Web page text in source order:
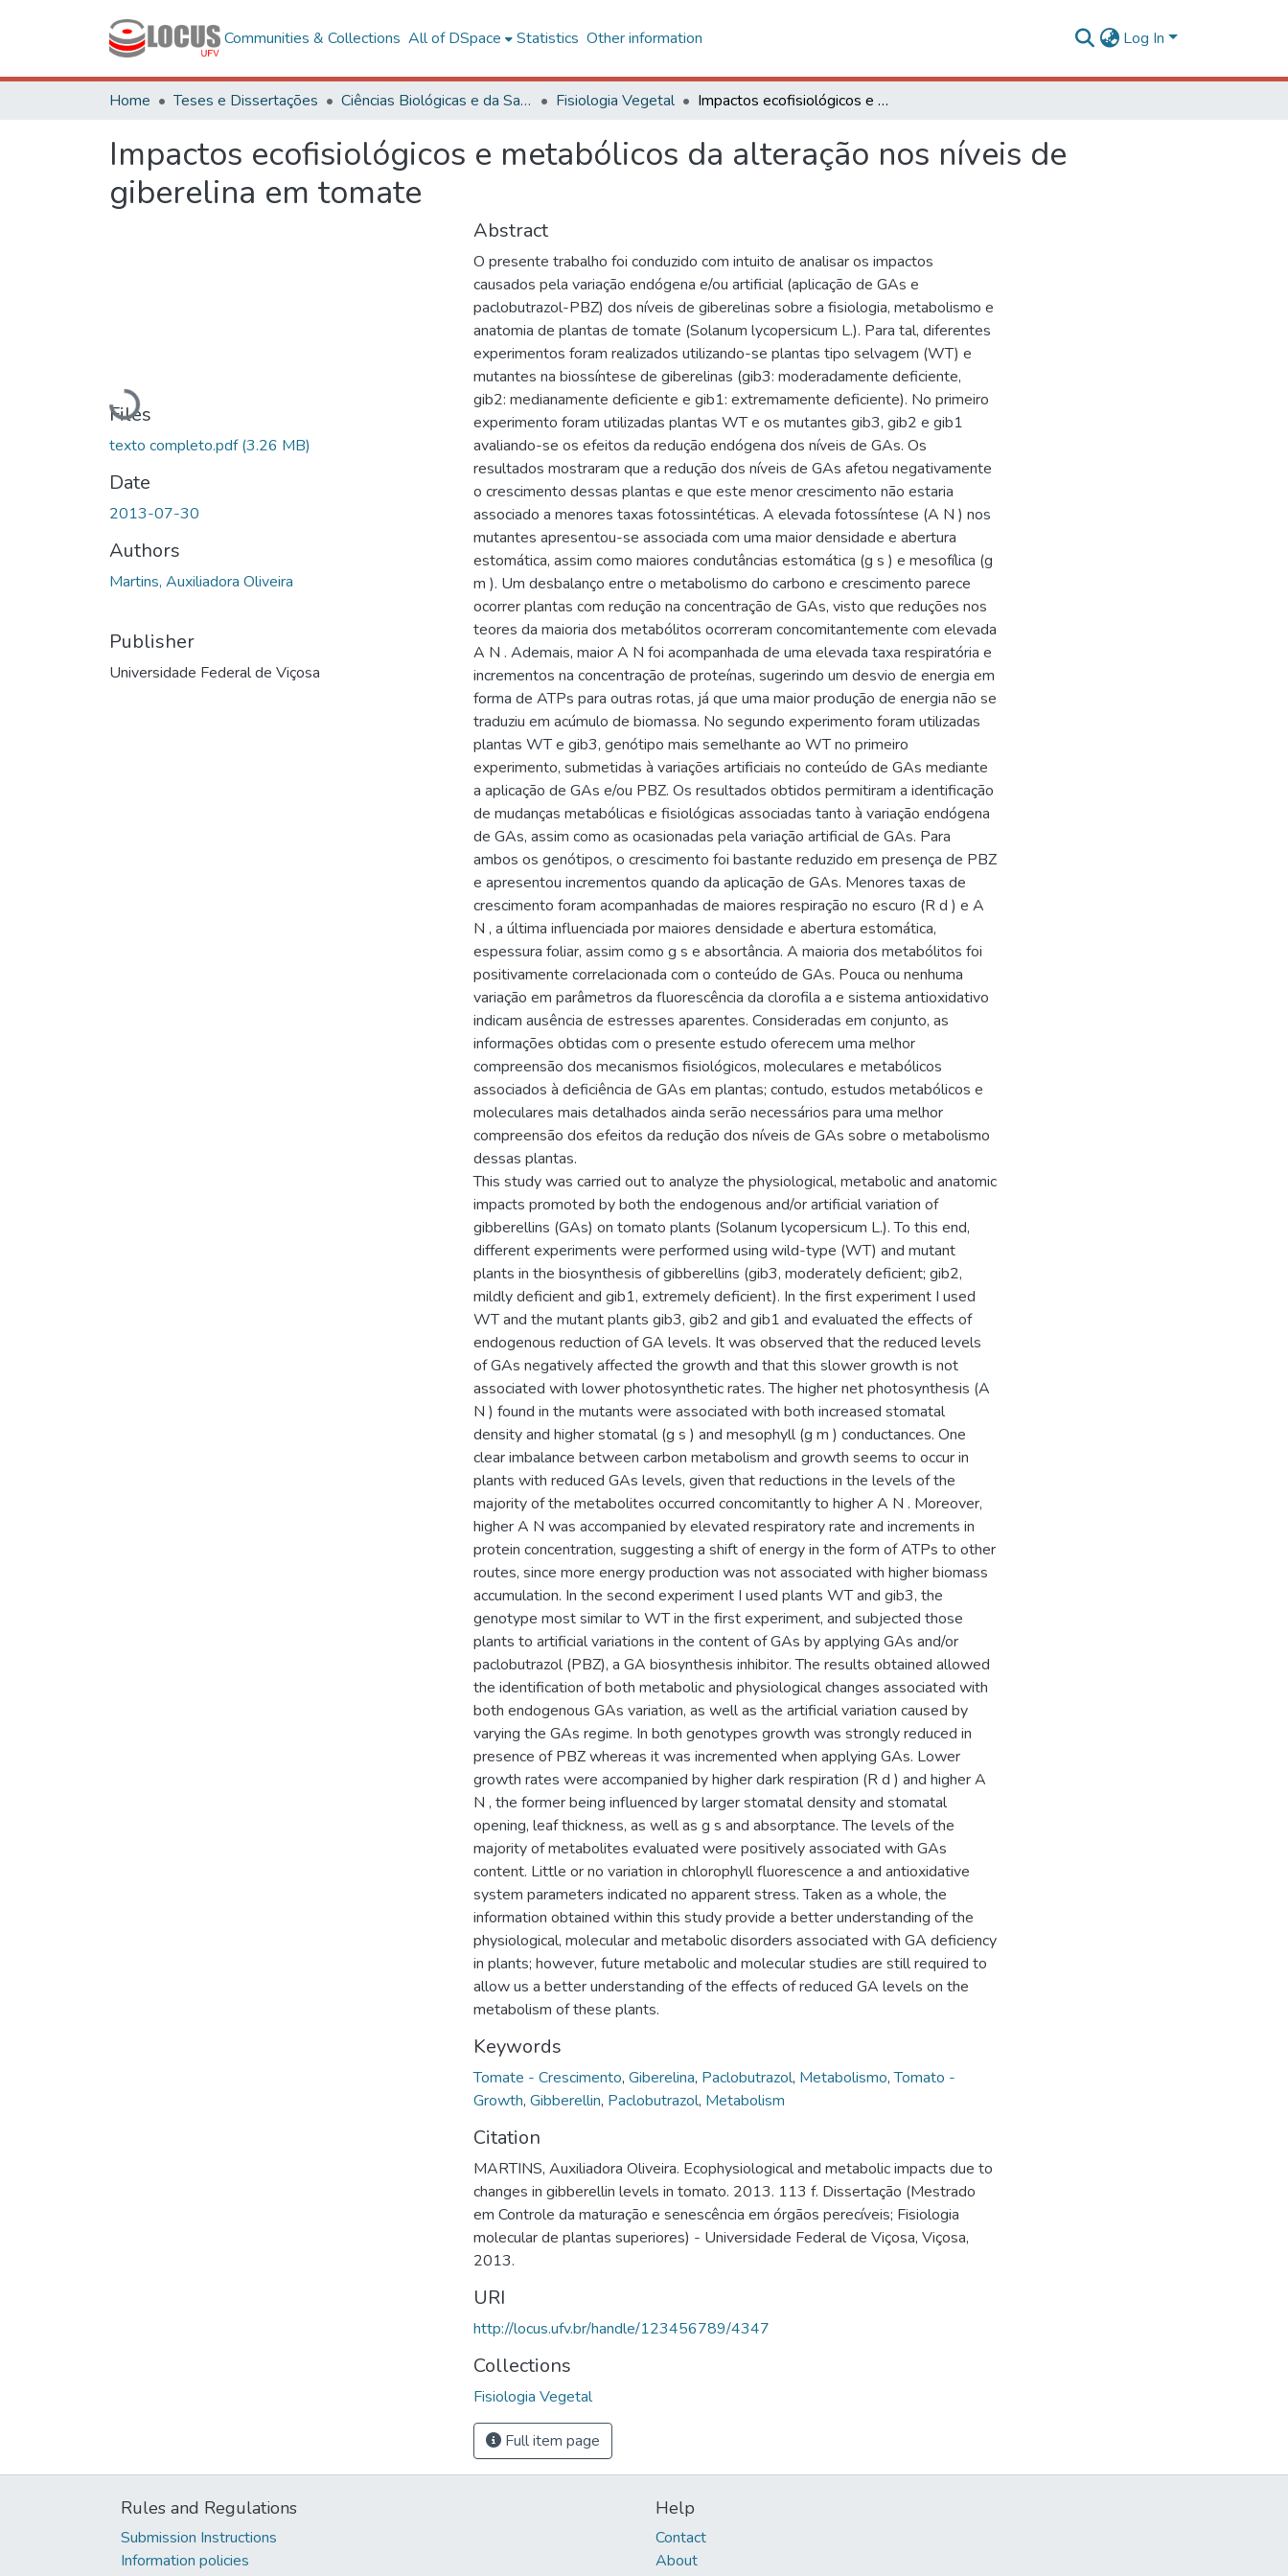
Communities & Collections All of DSpace Statistics Other information Log In
Home Teses e Dissertações Ciências Biológicas e da Saúde Fisiologia Vegetal Impactos ecofisiológicos e metabólicos da alteração nos níveis de giberelina em tomate
Impactos ecofisiológicos e metabólicos da alteração nos níveis de
giberelina em tomate
Loading...
Files
texto completo.pdf(3.26 MB)
Date
2013-07-30
Authors
Martins, Auxiliadora Oliveira
Publisher
Universidade Federal de Viçosa
Abstract
O presente trabalho foi conduzido com intuito de analisar os impactos
causados pela variação endógena e/ou artificial (aplicação de GAs e
paclobutrazol-PBZ) dos níveis de giberelinas sobre a fisiologia, metabolismo e
anatomia de plantas de tomate (Solanum lycopersicum L.). Para tal, diferentes
experimentos foram realizados utilizando-se plantas tipo selvagem (WT) e
mutantes na biossíntese de giberelinas (gib3: moderadamente deficiente,
gib2: medianamente deficiente e gib1: extremamente deficiente). No primeiro
experimento foram utilizadas plantas WT e os mutantes gib3, gib2 e gib1
avaliando-se os efeitos da redução endógena dos níveis de GAs. Os
resultados mostraram que a redução dos níveis de GAs afetou negativamente
o crescimento dessas plantas e que este menor crescimento não estaria
associado a menores taxas fotossintéticas. A elevada fotossíntese (A N ) nos
mutantes apresentou-se associada com uma maior densidade e abertura
estomática, assim como maiores condutâncias estomática (g s ) e mesofílica (g
m ). Um desbalanço entre o metabolismo do carbono e crescimento parece
ocorrer plantas com redução na concentração de GAs, visto que reduções nos
teores da maioria dos metabólitos ocorreram concomitantemente com elevada
A N . Ademais, maior A N foi acompanhada de uma elevada taxa respiratória e
incrementos na concentração de proteínas, sugerindo um desvio de energia em
forma de ATPs para outras rotas, já que uma maior produção de energia não se
traduziu em acúmulo de biomassa. No segundo experimento foram utilizadas
plantas WT e gib3, genótipo mais semelhante ao WT no primeiro
experimento, submetidas à variações artificiais no conteúdo de GAs mediante
a aplicação de GAs e/ou PBZ. Os resultados obtidos permitiram a identificação
de mudanças metabólicas e fisiológicas associadas tanto à variação endógena
de GAs, assim como as ocasionadas pela variação artificial de GAs. Para
ambos os genótipos, o crescimento foi bastante reduzido em presença de PBZ
e apresentou incrementos quando da aplicação de GAs. Menores taxas de
crescimento foram acompanhadas de maiores respiração no escuro (R d ) e A
N , a última influenciada por maiores densidade e abertura estomática,
espessura foliar, assim como g s e absortância. A maioria dos metabólitos foi
positivamente correlacionada com o conteúdo de GAs. Pouca ou nenhuma
variação em parâmetros da fluorescência da clorofila a e sistema antioxidativo
indicam ausência de estresses aparentes. Consideradas em conjunto, as
informações obtidas com o presente estudo oferecem uma melhor
compreensão dos mecanismos fisiológicos, moleculares e metabólicos
associados à deficiência de GAs em plantas; contudo, estudos metabólicos e
moleculares mais detalhados ainda serão necessários para uma melhor
compreensão dos efeitos da redução dos níveis de GAs sobre o metabolismo
dessas plantas.
This study was carried out to analyze the physiological, metabolic and anatomic
impacts promoted by both the endogenous and/or artificial variation of
gibberellins (GAs) on tomato plants (Solanum lycopersicum L.). To this end,
different experiments were performed using wild-type (WT) and mutant
plants in the biosynthesis of gibberellins (gib3, moderately deficient; gib2,
mildly deficient and gib1, extremely deficient). In the first experiment I used
WT and the mutant plants gib3, gib2 and gib1 and evaluated the effects of
endogenous reduction of GA levels. It was observed that the reduced levels
of GAs negatively affected the growth and that this slower growth is not
associated with lower photosynthetic rates. The higher net photosynthesis (A
N ) found in the mutants were associated with both increased stomatal
density and higher stomatal (g s ) and mesophyll (g m ) conductances. One
clear imbalance between carbon metabolism and growth seems to occur in
plants with reduced GAs levels, given that reductions in the levels of the
majority of the metabolites occurred concomitantly to higher A N . Moreover,
higher A N was accompanied by elevated respiratory rate and increments in
protein concentration, suggesting a shift of energy in the form of ATPs to other
routes, since more energy production was not associated with higher biomass
accumulation. In the second experiment I used plants WT and gib3, the
genotype most similar to WT in the first experiment, and subjected those
plants to artificial variations in the content of GAs by applying GAs and/or
paclobutrazol (PBZ), a GA biosynthesis inhibitor. The results obtained allowed
the identification of both metabolic and physiological changes associated with
both endogenous GAs variation, as well as the artificial variation caused by
varying the GAs regime. In both genotypes growth was strongly reduced in
presence of PBZ whereas it was incremented when applying GAs. Lower
growth rates were accompanied by higher dark respiration (R d ) and higher A
N , the former being influenced by larger stomatal density and stomatal
opening, leaf thickness, as well as g s and absorptance. The levels of the
majority of metabolites evaluated were positively associated with GAs
content. Little or no variation in chlorophyll fluorescence a and antioxidative
system parameters indicated no apparent stress. Taken as a whole, the
information obtained within this study provide a better understanding of the
physiological, molecular and metabolic disorders associated with GA deficiency
in plants; however, future metabolic and molecular studies are still required to
allow us a better understanding of the effects of reduced GA levels on the
metabolism of these plants.
Keywords
Tomate - Crescimento, Giberelina, Paclobutrazol, Metabolismo,Tomato -
Growth, Gibberellin, Paclobutrazol, Metabolism
Citation
MARTINS, Auxiliadora Oliveira. Ecophysiological and metabolic impacts due to
changes in gibberellin levels in tomato. 2013. 113 f. Dissertação (Mestrado
em Controle da maturação e senescência em órgãos perecíveis; Fisiologia
molecular de plantas superiores) - Universidade Federal de Viçosa, Viçosa,
2013.
URI
http://locus.ufv.br/handle/123456789/4347
Collections
Fisiologia Vegetal
Full item page
Rules and Regulations
Submission Instructions
Information policies
Help
Contact
About